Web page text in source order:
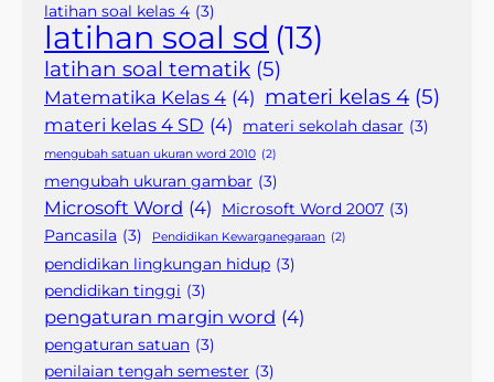
latihan soal kelas 4 (3)
latihan soal sd (13)
latihan soal tematik (5)
Matematika Kelas 4 (4) materi kelas 4 (5)
materi kelas 4 SD (4) materi sekolah dasar (3)
mengubah satuan ukuran word 2010 (2)
mengubah ukuran gambar (3)
Microsoft Word (4) Microsoft Word 2007 (3)
Pancasila (3) Pendidikan Kewarganegaraan (2)
pendidikan lingkungan hidup (3)
pendidikan tinggi (3)
pengaturan margin word (4)
pengaturan satuan (3)
penilaian tengah semester (3)